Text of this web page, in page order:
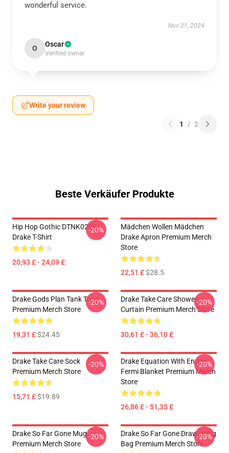
wonderful service.
Nov 21, 2024
O Oscar
Verified owner
Write your review
1 / 2
Beste Verkäufer Produkte
Hip Hop Gothic DTNK0206
Drake T-Shirt
20,93 £ - 24,09 £
-20%
Mädchen Wollen Mädchen
Drake Apron Premium Merch
Store
22,51 £$28.5
Drake Gods Plan Tank Tops
Premium Merch Store
19,31 £$24.45
-20%
Drake Take Care Shower
Curtain Premium Merch Store
30,61 £ - 36,10 £
-20%
Drake Take Care Sock
Premium Merch Store
15,71 £$19.89
-20%
Drake Equation With Enrico
Fermi Blanket Premium Merch
Store
26,86 £ - 51,35 £
-20%
Drake So Far Gone Mug
Premium Merch Store
-20%
Drake So Far Gone Drawstring
Bag Premium Merch Store
-20%